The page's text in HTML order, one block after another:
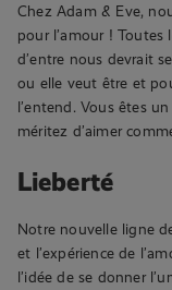
Chez Adam & Eve,
pour l’amour !
d’entre nous devrait
ou elle veut être et
l’entend. Vous êtes
méritez d’aimer
Lieberté
Notre nouvelle ligne
et l’expérience de
l’idée de se donner